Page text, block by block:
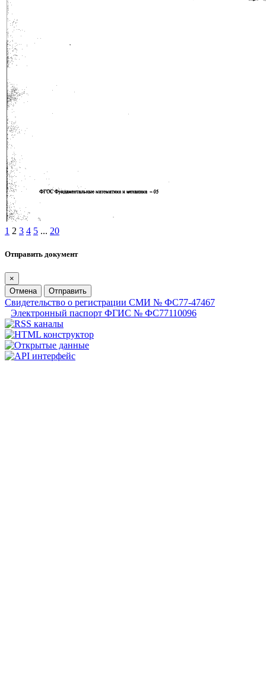
1 2 3 4 5 ... 20
Отправить документ
×
Отмена
Отправить
Свидетельство о регистрации СМИ № ФС77-47467
Электронный паспорт ФГИС № ФС77110096